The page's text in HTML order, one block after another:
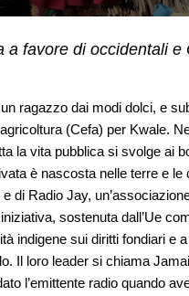
favore di occidentali e
ragazzo dai modi dolci, e
(Cefa) per Kwale.
la vita pubblica si svolge ai
è nascosta nelle terre e le
di Radio Jay,
sostenuta dall’Ue
indigene sui diritti fondiari e
Il loro leader si chiama
l’emittente radio quando